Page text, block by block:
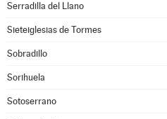
Serradilla del Llano
Sieteiglesias de Tormes
Sobradillo
Sorihuela
Sotoserrano